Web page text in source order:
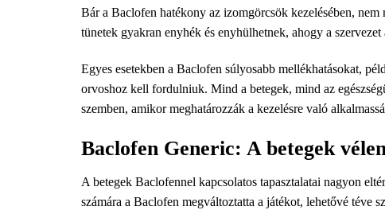
Bár a Baclofen hatékony az izomgörcsök kezelésében,
tünetek gyakran enyhék és enyhülhetnek, ahogy a
Egyes esetekben a Baclofen súlyosabb mellékhatásokat,
orvoshoz kell fordulniuk. Mind a betegek, mind az
szemben, amikor meghatározzák a kezelésre való
Baclofen Generic: A betegek
A betegek Baclofennel kapcsolatos tapasztalatai nagyon
számára a Baclofen megváltoztatta a játékot, lehetővé téve